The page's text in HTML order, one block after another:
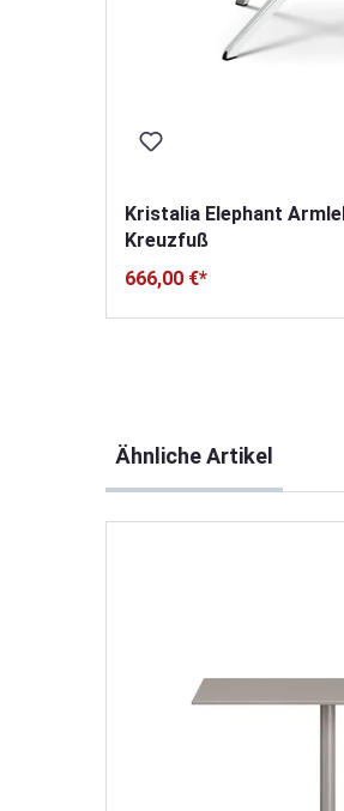
Kristalia Elephant
Kreuzfuß
666,00 €*
Ähnliche Artikel